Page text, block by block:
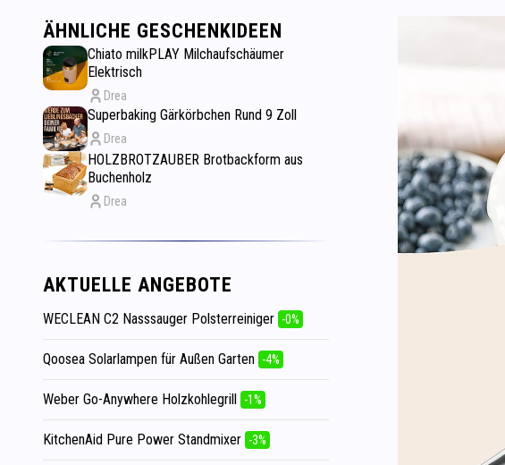
ÄHNLICHE GESCHENKIDEEN
Chiato milkPLAY Milchaufschäumer
Elektrisch
Drea
Superbaking Gärkörbchen Rund 9 Zoll
Drea
HOLZBROTZAUBER Brotbackform aus
Buchenholz
Drea
AKTUELLE ANGEBOTE
WECLEAN C2 Nasssauger Polsterreiniger -0%
Qoosea Solarlampen für Außen Garten -4%
Weber Go-Anywhere Holzkohlegrill -1%
KitchenAid Pure Power Standmixer -3%